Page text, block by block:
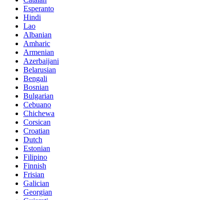
Esperanto
Hindi
Lao
Albanian
Amharic
Armenian
Azerbaijani
Belarusian
Bengali
Bosnian
Bulgarian
Cebuano
Chichewa
Corsican
Croatian
Dutch
Estonian
Filipino
Finnish
Frisian
Galician
Georgian